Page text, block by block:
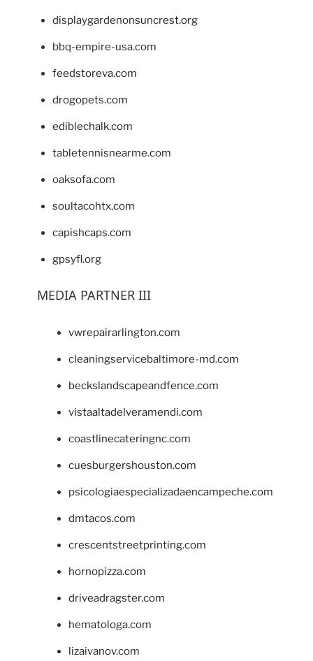
displaygardenonsuncrest.org
bbq-empire-usa.com
feedstoreva.com
drogopets.com
ediblechalk.com
tabletennisnearme.com
oaksofa.com
soultacohtx.com
capishcaps.com
gpsyfl.org
MEDIA PARTNER III
vwrepairarlington.com
cleaningservicebaltimore-md.com
beckslandscapeandfence.com
vistaaltadelveramendi.com
coastlinecateringnc.com
cuesburgershouston.com
psicologiaespecializadaencampeche.com
dmtacos.com
crescentstreetprinting.com
hornopizza.com
driveadragster.com
hematologa.com
lizaivanov.com